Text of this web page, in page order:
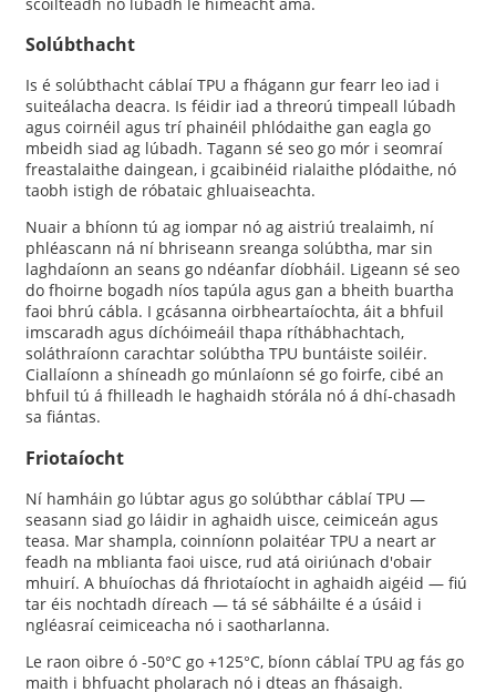
Solúbthacht
Is é solúbthacht cáblaí TPU a fhágann gur fearr leo iad i
suiteálacha deacra. Is féidir iad a threorú timpeall lúbadh
agus coirnéil agus trí phainéil phlódaithe gan eagla go
mbeidh siad ag lúbadh. Tagann sé seo go mór i seomraí
freastalaithe daingean, i gcaibinéid rialaithe plódaithe, nó
taobh istigh de róbataic ghluaiseachta.
Nuair a bhíonn tú ag iompar nó ag aistriú trealaimh, ní
phléascann ná ní bhriseann sreanga solúbtha, mar sin
laghdaíonn an seans go ndéanfar díobháil. Ligeann sé seo
do fhoirne bogadh níos tapúla agus gan a bheith buartha
faoi bhrú cábla. I gcásanna oirbheartaíochta, áit a bhfuil
imscaradh agus díchóimeáil thapa ríthábhachtach,
soláthraíonn carachtar solúbtha TPU buntáiste soiléir.
Ciallaíonn a shíneadh go múnlaíonn sé go foirfe, cibé an
bhfuil tú á fhilleadh le haghaidh stórála nó á dhí-chasadh
sa fiántas.
Friotaíocht
Ní hamháin go lúbtar agus go solúbthar cáblaí TPU —
seasann siad go láidir in aghaidh uisce, ceimiceán agus
teasa. Mar shampla, coinníonn polaitéar TPU a neart ar
feadh na mblianta faoi uisce, rud atá oiriúnach d'obair
mhuirí. A bhuíochas dá fhriotaíocht in aghaidh aigéid — fiú
tar éis nochtadh díreach — tá sé sábháilte é a úsáid i
ngléasraí ceimiceacha nó i saotharlanna.
Le raon oibre ó -50°C go +125°C, bíonn cáblaí TPU ag fás go
maith i bhfuacht pholarach nó i dteas an fhásaigh.